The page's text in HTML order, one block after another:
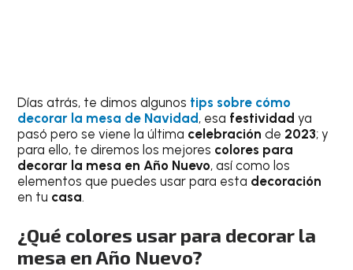
Días atrás, te dimos algunos tips sobre cómo
decorar la mesa de Navidad, esa festividad ya
pasó pero se viene la última celebración de 2023; y
para ello, te diremos los mejores colores para
decorar la mesa en Año Nuevo, así como los
elementos que puedes usar para esta decoración
en tu casa.
¿Qué colores usar para decorar la
mesa en Año Nuevo?